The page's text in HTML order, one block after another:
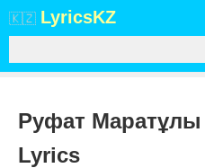
🇰🇿 LyricsKZ
Руфат Маратұлы
Lyrics